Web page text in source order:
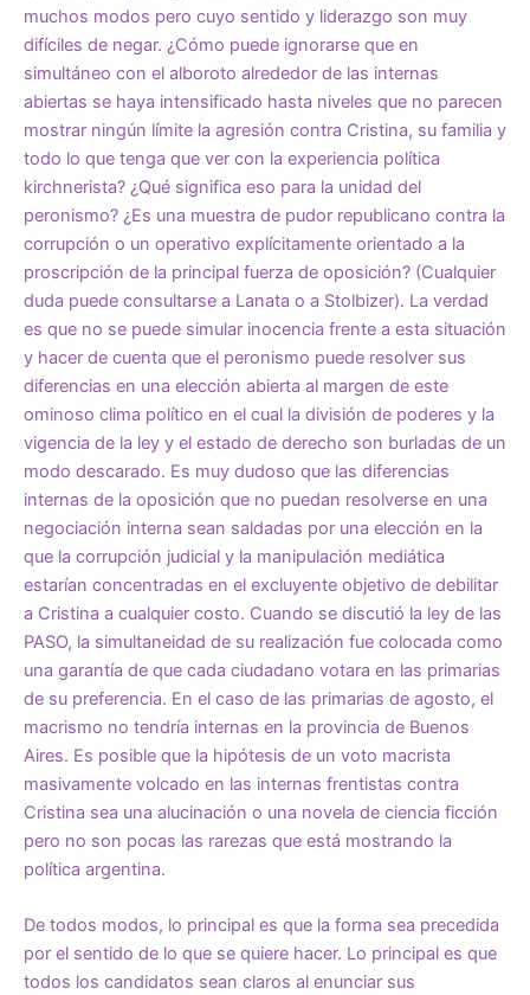
muchos modos pero cuyo sentido y liderazgo son muy
difíciles de negar. ¿Cómo puede ignorarse que en
simultáneo con el alboroto alrededor de las internas
abiertas se haya intensificado hasta niveles que no parecen
mostrar ningún límite la agresión contra Cristina, su familia y
todo lo que tenga que ver con la experiencia política
kirchnerista? ¿Qué significa eso para la unidad del
peronismo? ¿Es una muestra de pudor republicano contra la
corrupción o un operativo explícitamente orientado a la
proscripción de la principal fuerza de oposición? (Cualquier
duda puede consultarse a Lanata o a Stolbizer). La verdad
es que no se puede simular inocencia frente a esta situación
y hacer de cuenta que el peronismo puede resolver sus
diferencias en una elección abierta al margen de este
ominoso clima político en el cual la división de poderes y la
vigencia de la ley y el estado de derecho son burladas de un
modo descarado. Es muy dudoso que las diferencias
internas de la oposición que no puedan resolverse en una
negociación interna sean saldadas por una elección en la
que la corrupción judicial y la manipulación mediática
estarían concentradas en el excluyente objetivo de debilitar
a Cristina a cualquier costo. Cuando se discutió la ley de las
PASO, la simultaneidad de su realización fue colocada como
una garantía de que cada ciudadano votara en las primarias
de su preferencia. En el caso de las primarias de agosto, el
macrismo no tendría internas en la provincia de Buenos
Aires. Es posible que la hipótesis de un voto macrista
masivamente volcado en las internas frentistas contra
Cristina sea una alucinación o una novela de ciencia ficción
pero no son pocas las rarezas que está mostrando la
política argentina.
De todos modos, lo principal es que la forma sea precedida
por el sentido de lo que se quiere hacer. Lo principal es que
todos los candidatos sean claros al enunciar sus